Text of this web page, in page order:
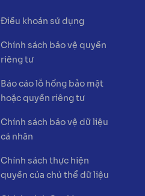
Điều khoản sử dụng
Chính sách bảo vệ quyền
riêng tư
Báo cáo lỗ hổng bảo mật
hoặc quyền riêng tư
Chính sách bảo vệ dữ liệu
cá nhân
Chính sách thực hiện
quyền của chủ thể dữ liệu